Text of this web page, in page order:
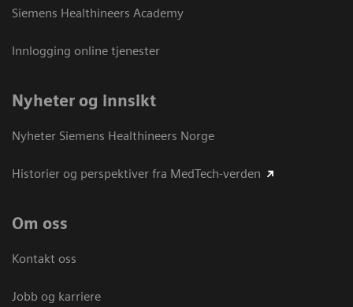
Siemens Healthineers Academy
Innlogging online tjenester
Nyheter og innsikt
Nyheter Siemens Healthineers Norge
Historier og perspektiver fra MedTech-verden
Om oss
Kontakt oss
Jobb og karriere